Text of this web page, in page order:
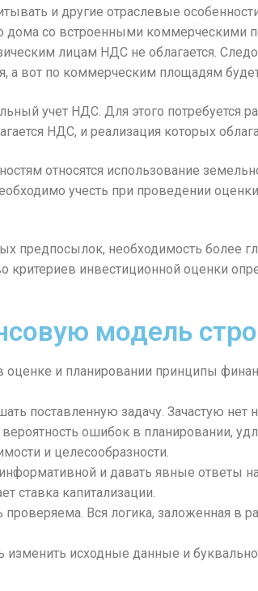
и другие отраслевые
дома со встроенными
лицам НДС не облагается.
а вот по коммерческим площадям
учет НДС. Для этого потребуется
НДС, и реализация которых
относятся использование
учесть при проведении
предпосылок, необходимость более
критериев инвестиционной оценки
модель
оценке и планировании принципы
поставленную задачу. Зачастую
ошибок в планировании,
и целесообразности.
и давать явные ответы
ставка капитализации.
Вся логика, заложенная в
изменить исходные данные и